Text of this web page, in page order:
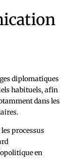
diplomatiques
habituels, afin
dans les
processus
en